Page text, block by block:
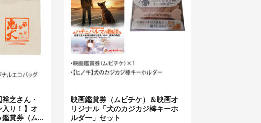
之さん・
り！】オ
鑑賞券（ム...
映画鑑賞券（ムビチケ）＆映画オ
リジナル「犬のカジカジ棒キーホ
ルダー」セット